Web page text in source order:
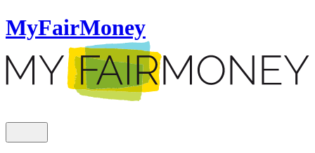
MyFairMoney